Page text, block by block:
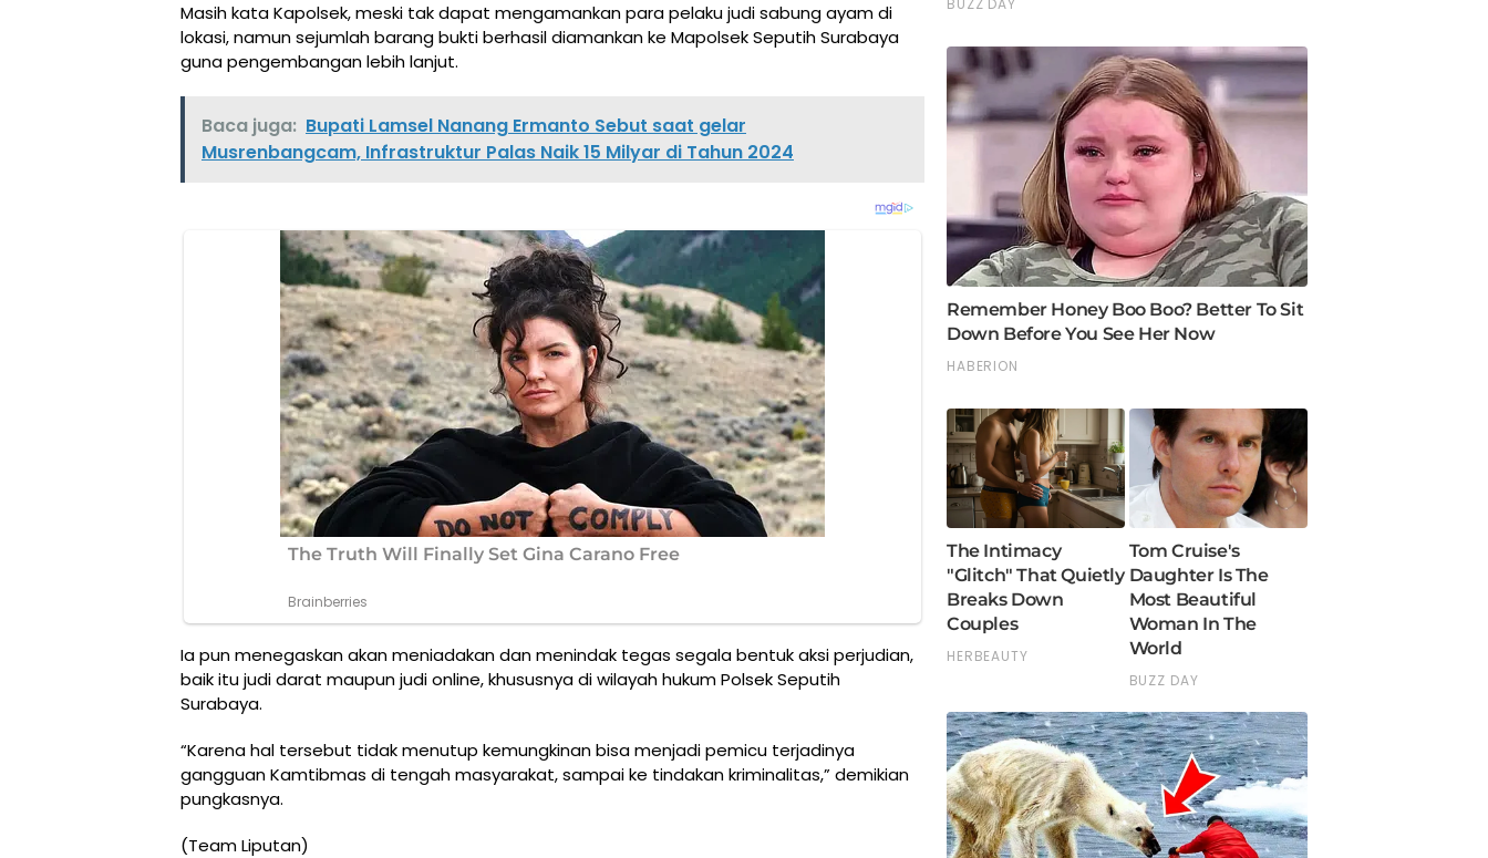
Masih kata Kapolsek, meski tak dapat mengamankan para pelaku judi sabung ayam di
lokasi, namun sejumlah barang bukti berhasil diamankan ke Mapolsek Seputih Surabaya
guna pengembangan lebih lanjut.
Baca juga: Bupati Lamsel Nanang Ermanto Sebut saat gelar
Musrenbangcam, Infrastruktur Palas Naik 15 Milyar di Tahun 2024
Ia pun menegaskan akan meniadakan dan menindak tegas segala bentuk aksi perjudian,
baik itu judi darat maupun judi online, khususnya di wilayah hukum Polsek Seputih
Surabaya.
“Karena hal tersebut tidak menutup kemungkinan bisa menjadi pemicu terjadinya
gangguan Kamtibmas di tengah masyarakat, sampai ke tindakan kriminalitas,” demikian
pungkasnya.
(Team Liputan)